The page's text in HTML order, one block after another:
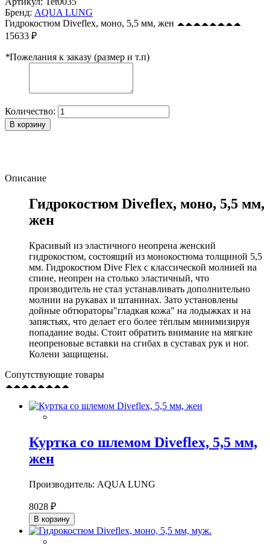
Бренд: AQUA LUNG
Гидрокостюм Diveflex, моно, 5,5 мм, жен
15633 ₽
*Пожелания к заказу (размер и т.п)
Количество:
В корзину
Описание
Гидрокостюм Diveflex, моно, 5,5 мм,
жен
Красивый из эластичного неопрена женский
гидрокостюм, состоящий из монокостюма толщиной 5,5
мм. Гидрокостюм Dive Flex с классической молнией на
спине, неопрен на столько эластичный, что
производитель не стал устанавливать дополнительно
молнии на рукавах и штанинах. Зато установлены
дойные обтюраторы"гладкая кожа" на лодыжках и на
запястьях, что делает его более тёплым минимизируя
попадание воды. Стоит обратить внимание на мягкие
неопреновые вставки на сгибах в суставах рук и ног.
Колени защищены.
Сопутствующие товары
Куртка со шлемом Diveflex, 5,5 мм,
жен
Производитель: AQUA LUNG
8028 ₽
В корзину